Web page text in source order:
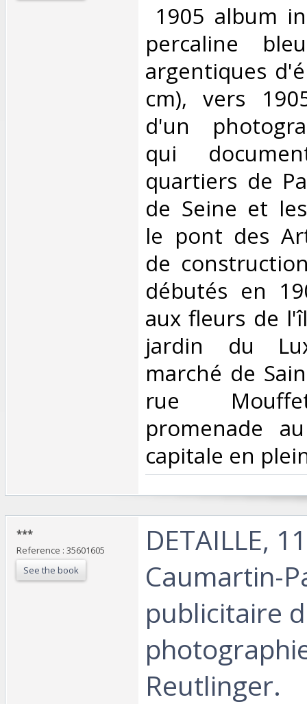
1905 album
percaline
argentiques
cm), vers
d'un
qui
quartiers de
de Seine et
le pont des
de
débutés en
aux fleurs de
jardin du
marché de
rue
promenade
capitale en
‎*** ‎
Reference : 35601605
See the book
‎DETAILLE,
Caumartin-
publicitaire
Reutlinger. ‎